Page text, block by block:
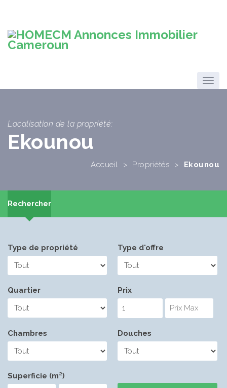
Localisation de la propriété:
Ekounou
Accueil > Propriétés > Ekounou
Rechercher
Type de propriété Type d'offre
Quartier Prix
Chambres Douches
Superficie (m²)